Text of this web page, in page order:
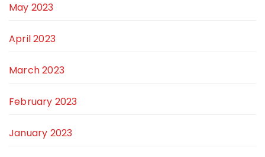
May 2023
April 2023
March 2023
February 2023
January 2023